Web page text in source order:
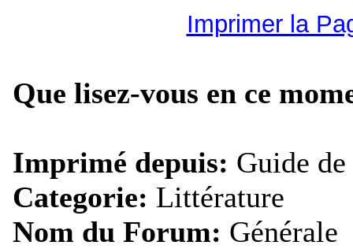
Imprimer la
Que lisez-vous en ce
Imprimé depuis: Guide
Categorie: Littérature
Nom du Forum: Générale